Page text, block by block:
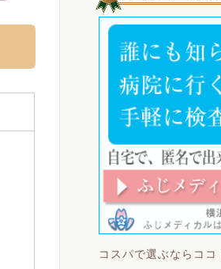
コスパで選ぶならココ